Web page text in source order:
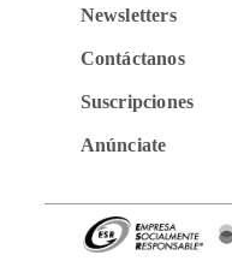
Newsletters
Contáctanos
Suscripciones
Anúnciate